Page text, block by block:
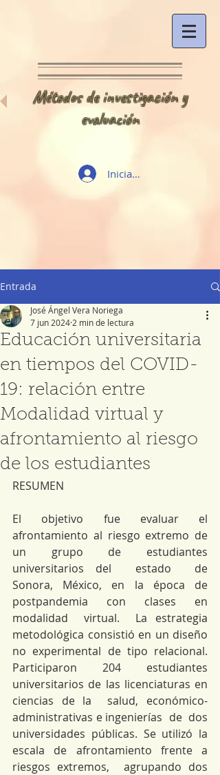
Métodos de investigación y
evaluación
Iniciar sesión
Entrada
Educación universitaria
en tiempos del COVID-
19: relación entre
Modalidad virtual y
afrontamiento al riesgo
de los estudiantes
José Ángel Vera Noriega
7 jun 2024 2 min de lectura
RESUMEN
El objetivo fue evaluar el
afrontamiento al riesgo extremo de
un grupo de estudiantes
universitarios del  estado  de
Sonora,  México,  en  la  época  de
postpandemia  con  clases  en
modalidad  virtual.  La estrategia
metodológica consistió en un diseño
no experimental de tipo relacional.
Participaron 204 estudiantes
universitarios de las licenciaturas en
ciencias de la  salud, económico-
administrativas e ingenierías  de  dos
universidades  públicas.  Se  utilizó  la
escala  de  afrontamiento  frente  a
riesgos extremos,  agrupando dos